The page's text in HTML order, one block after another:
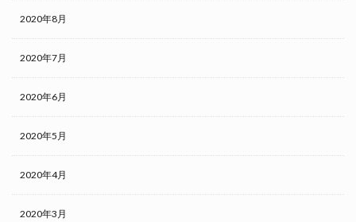
2020年8月
2020年7月
2020年6月
2020年5月
2020年4月
2020年3月